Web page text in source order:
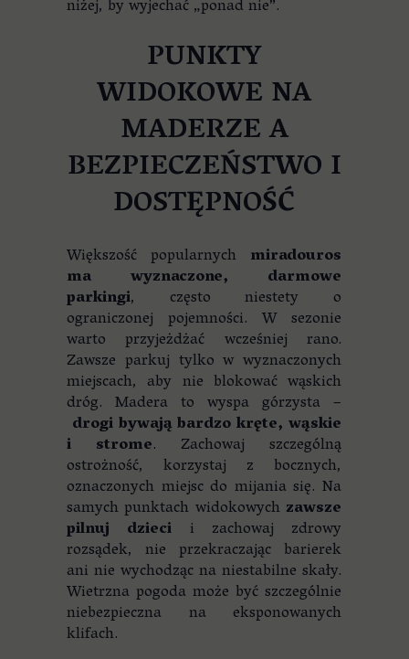
niżej, by wyjechać „ponad nie”.
PUNKTY
WIDOKOWE NA
MADERZE A
BEZPIECZEŃSTWO I
DOSTĘPNOŚĆ
Większość popularnych miradouros
ma wyznaczone, darmowe
parkingi, często niestety o
ograniczonej pojemności. W sezonie
warto przyjeżdżać wcześniej rano.
Zawsze parkuj tylko w wyznaczonych
miejscach, aby nie blokować wąskich
dróg. Madera to wyspa górzysta –
drogi bywają bardzo kręte, wąskie
i strome. Zachowaj szczególną
ostrożność, korzystaj z bocznych,
oznaczonych miejsc do mijania się. Na
samych punktach widokowych zawsze
pilnuj dzieci i zachowaj zdrowy
rozsądek, nie przekraczając barierek
ani nie wychodząc na niestabilne skały.
Wietrzna pogoda może być szczególnie
niebezpieczna na eksponowanych
klifach.